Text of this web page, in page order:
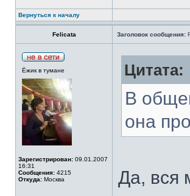
Вернуться к началу
Felicata Заголовок сообщения:
Ёжик в тумане
Зарегистрирован: 09.01.2007
16:31
Сообщения: 4215
Откуда: Москва
Цитата:
В
она
Да, вся